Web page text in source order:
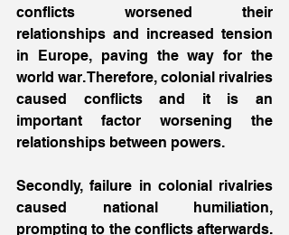
conflicts worsened their
relationships and increased tension
in Europe, paving the way for the
world war. Therefore, colonial rivalries
caused conflicts and it is an
important factor worsening the
relationships between powers.
Secondly, failure in colonial rivalries
caused national humiliation,
prompting to the conflicts afterwards.